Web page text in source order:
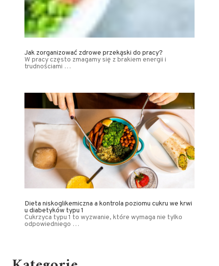
Jak zorganizować zdrowe przekąski do pracy?
W pracy często zmagamy się z brakiem energii i
trudnościami …
Dieta niskoglikemiczna a kontrola poziomu cukru we krwi
u diabetyków typu 1
Cukrzyca typu 1 to wyzwanie, które wymaga nie tylko
odpowiedniego …